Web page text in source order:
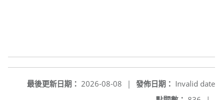
發佈日期： Invalid date
最後更新日期： 2026-08-08
|